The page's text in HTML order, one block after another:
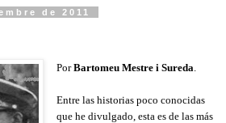
de 2011
Por Bartomeu Mestre i Sureda
Entre las historias poco conocidas
que he divulgado, esta es de las más